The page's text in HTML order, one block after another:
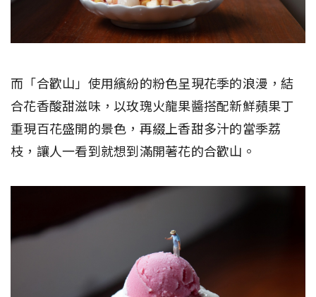
而「合歡山」使用繽紛的粉色呈現花季的浪漫，結
合花香酸甜滋味，以玫瑰火龍果醬搭配新鮮蘋果丁
重現百花盛開的景色，再綴上香甜多汁的當季荔
枝，讓人一看到就想到滿開著花的合歡山。